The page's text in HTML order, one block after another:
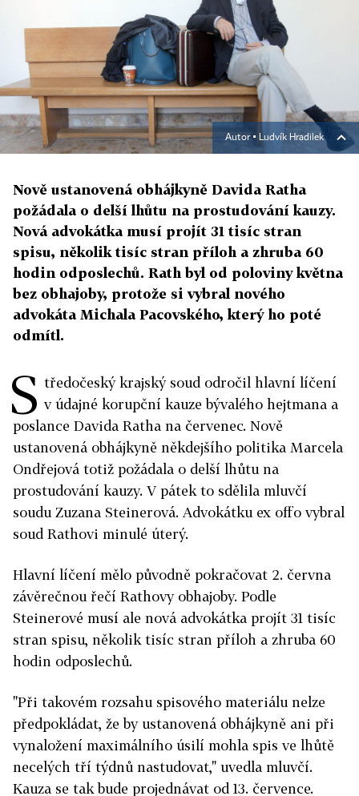
Autor ▪ Ludvík Hradilek
Nově ustanovená obhájkyně Davida Ratha
požádala o delší lhůtu na prostudování kauzy.
Nová advokátka musí projít 31 tisíc stran
spisu, několik tisíc stran příloh a zhruba 60
hodin odposlechů. Rath byl od poloviny května
bez obhajoby, protože si vybral nového
advokáta Michala Pacovského, který ho poté
odmítl.
S tředočeský krajský soud odročil hlavní líčení
v údajné korupční kauze bývalého hejtmana a
poslance Davida Ratha na červenec. Nově
ustanovená obhájkyně někdejšího politika Marcela
Ondřejová totiž požádala o delší lhůtu na
prostudování kauzy. V pátek to sdělila mluvčí
soudu Zuzana Steinerová. Advokátku ex offo vybral
soud Rathovi minulé úterý.
Hlavní líčení mělo původně pokračovat 2. června
závěrečnou řečí Rathovy obhajoby. Podle
Steinerové musí ale nová advokátka projít 31 tisíc
stran spisu, několik tisíc stran příloh a zhruba 60
hodin odposlechů.
"Při takovém rozsahu spisového materiálu nelze
předpokládat, že by ustanovená obhájkyně ani při
vynaložení maximálního úsilí mohla spis ve lhůtě
necelých tří týdnů nastudovat," uvedla mluvčí.
Kauza se tak bude projednávat od 13. července.